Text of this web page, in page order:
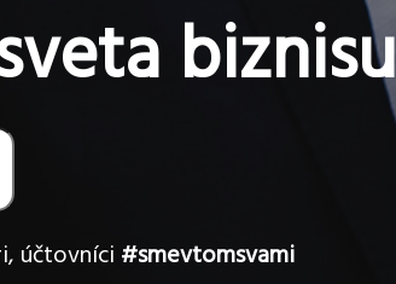
biznisu
účtovníci #smevtomsvami